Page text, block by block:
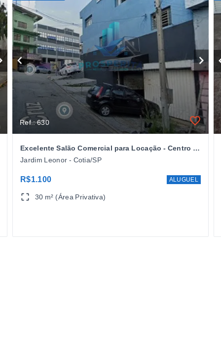
Ref.: 630
Excelente Salão Comercial para Locação - Centro - Cotia/SP
Jardim Leonor - Cotia/SP
R$1.100 ALUGUEL
30 m² (Área Privativa)